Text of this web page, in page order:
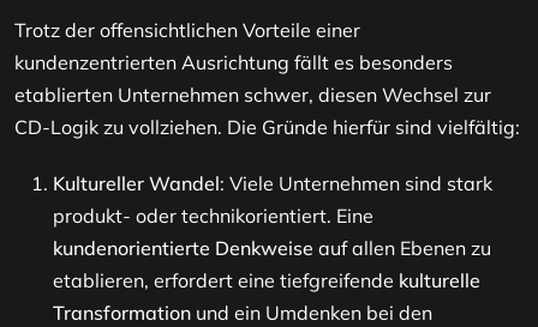
Trotz der offensichtlichen Vorteile einer
kundenzentrierten Ausrichtung fällt es besonders
etablierten Unternehmen schwer, diesen Wechsel zur
CD-Logik zu vollziehen. Die Gründe hierfür sind vielfältig:
Kultureller Wandel: Viele Unternehmen sind stark
produkt- oder technikorientiert. Eine
kundenorientierte Denkweise auf allen Ebenen zu
etablieren, erfordert eine tiefgreifende kulturelle
Transformation und ein Umdenken bei den